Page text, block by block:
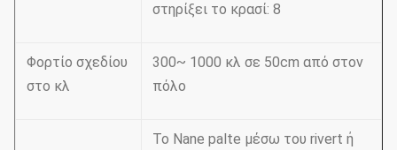
στηρίξει το κρασί: 8
Φορτίο σχεδίου
στο κλ
300~ 1000 κλ σε 50cm από στον
πόλο
Το Nane palte μέσω του rivert ή